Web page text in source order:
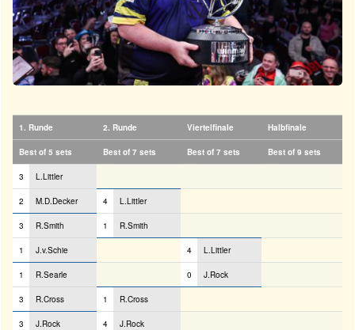
1. Runde 2. Runde Viertelfinale Halbfinale
Best of 5 sets Best of 7 sets Best of 7 sets Best of 9 sets
3 L.Littler
2 M.D.Decker 4 L.Littler
3 R.Smith 1 R.Smith
1 J.v.Schie 4 L.Littler
1 R.Searle 0 J.Rock
3 R.Cross 1 R.Cross
3 J.Rock 4 J.Rock